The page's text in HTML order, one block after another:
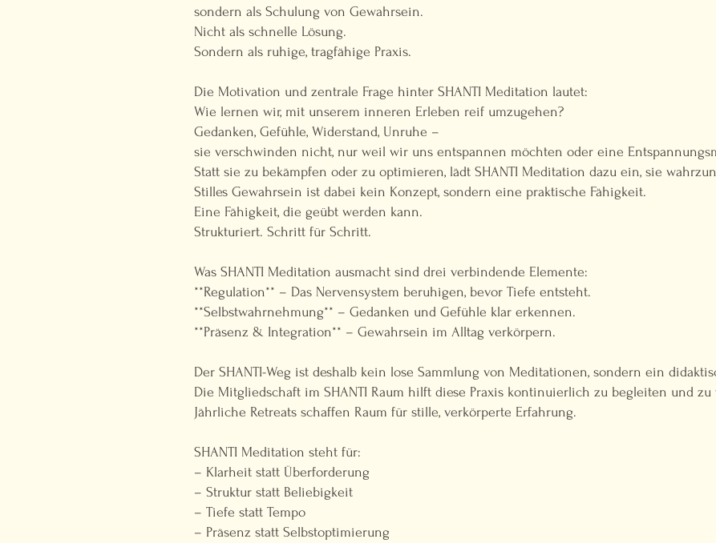
sondern als Schulung von Gewahrsein.
Nicht als schnelle Lösung.
Sondern als ruhige, tragfähige Praxis.
Die Motivation und zentrale Frage hinter SHANTI Meditation lautet:
Wie lernen wir, mit unserem inneren Erleben reif umzugehen?
Gedanken, Gefühle, Widerstand, Unruhe –
sie verschwinden nicht, nur weil wir uns entspannen möchten oder eine
Statt sie zu bekämpfen oder zu optimieren, lädt SHANTI Meditation dazu ein, sie
Stilles Gewahrsein ist dabei kein Konzept, sondern eine praktische Fähigkeit.
Eine Fähigkeit, die geübt werden kann.
Strukturiert. Schritt für Schritt.
Was SHANTI Meditation ausmacht sind drei verbindende Elemente:
**Regulation** – Das Nervensystem beruhigen, bevor Tiefe entsteht.
**Selbstwahrnehmung** – Gedanken und Gefühle klar erkennen.
**Präsenz & Integration** – Gewahrsein im Alltag verkörpern.
Der SHANTI-Weg ist deshalb kein lose Sammlung von Meditationen, sondern ein
Die Mitgliedschaft im SHANTI Raum hilft diese Praxis kontinuierlich zu begleiten und zu
Jährliche Retreats schaffen Raum für stille, verkörperte Erfahrung.
SHANTI Meditation steht für:
– Klarheit statt Überforderung
– Struktur statt Beliebigkeit
– Tiefe statt Tempo
– Präsenz statt Selbstoptimierung